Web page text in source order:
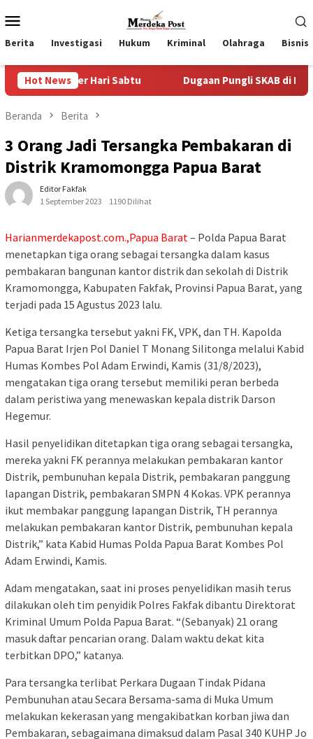
ke
kontenMobile
Berita Investigasi Hukum Kriminal Olahraga Bisnis
Hot News
Hari Sabtu Dugaan Pungli SKAB di BPRD Lumajang
Beranda Berita
3 Orang Jadi Tersangka Pembakaran di
Distrik Kramomongga Papua Barat
Editor Fakfak
1 September 2023
1190 Dilihat
Harianmerdekapost.com.,Papua Barat– Polda Papua Barat
menetapkan tiga orang sebagai tersangka dalam kasus
pembakaran bangunan kantor distrik dan sekolah di Distrik
Kramomongga, Kabupaten Fakfak, Provinsi Papua Barat, yang
terjadi pada 15 Agustus 2023 lalu.
Ketiga tersangka tersebut yakni FK, VPK, dan TH. Kapolda
Papua Barat Irjen Pol Daniel T Monang Silitonga melalui Kabid
Humas Kombes Pol Adam Erwindi, Kamis (31/8/2023),
mengatakan tiga orang tersebut memiliki peran berbeda
dalam peristiwa yang menewaskan kepala distrik Darson
Hegemur.
Hasil penyelidikan ditetapkan tiga orang sebagai tersangka,
mereka yakni FK perannya melakukan pembakaran kantor
Distrik, pembunuhan kepala Distrik, pembakaran panggung
lapangan Distrik, pembakaran SMPN 4 Kokas. VPK perannya
ikut membakar panggung lapangan Distrik, TH perannya
melakukan pembakaran kantor Distrik, pembunuhan kepala
Distrik,” kata Kabid Humas Polda Papua Barat Kombes Pol
Adam Erwindi, Kamis.
Adam mengatakan, saat ini proses penyelidikan masih terus
dilakukan oleh tim penyidik Polres Fakfak dibantu Direktorat
Kriminal Umum Polda Papua Barat. “(Sebanyak) 21 orang
masuk daftar pencarian orang. Dalam waktu dekat kita
terbitkan DPO,” katanya.
Para tersangka terlibat Perkara Dugaan Tindak Pidana
Pembunuhan atau Secara Bersama-sama di Muka Umum
melakukan kekerasan yang mengakibatkan korban jiwa dan
Pembakaran, sebagaimana dimaksud dalam Pasal 340 KUHP Jo